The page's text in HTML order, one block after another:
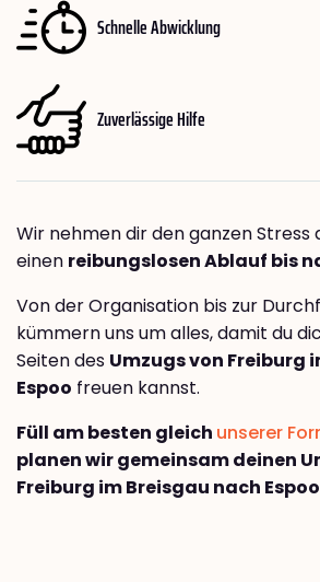
Schnelle Abwicklung
Zuverlässige Hilfe
Wir nehmen dir den ganzen Stress
einen reibungslosen Ablauf bis
Von der Organisation bis zur
kümmern uns um alles, damit du
Seiten des Umzugs von Freiburg
Espoo freuen kannst.
Füll am besten gleich unserer
planen wir gemeinsam deinen
Freiburg im Breisgau nach